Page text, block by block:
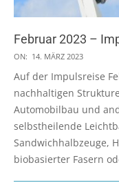
Februar 2023 –
2023-
03-
ON: 14. MÄRZ 2023
Auf der Impulsreise
nachhaltigen
Automobilbau und
selbstheilende
Sandwichhalbzeuge,
biobasierter Fasern